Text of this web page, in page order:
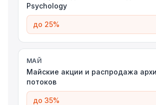
Psychology
до 25%
МАЙ
Майские акции и распродажа
потоков
до 35%